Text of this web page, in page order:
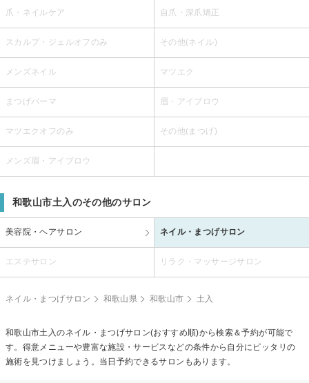
爪・ネイルケア 自爪・深爪矯正
スカルプ・ジェルオフのみ その他(ネイル)
メンズネイル マツエク
まつげパーマ 眉・アイブロウ
マツエクオフのみ その他(まつげ)
メンズ眉・アイブロウ
和歌山市土入のその他のサロン
美容院・ヘアサロン ネイル・まつげサロン
エステサロン リラク・マッサージサロン
ネイル・まつげサロン 和歌山県 和歌山市 土入
和歌山市土入のネイル・まつげサロン(おすすめ順)から検索＆予約が可能で
す。得意メニューや豊富な施設・サービスなどの条件から自分にピッタリの
施術を見つけましょう。当日予約できるサロンもあります。